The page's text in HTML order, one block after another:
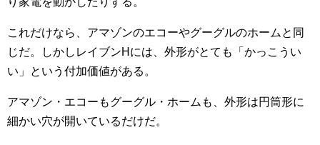
これだけなら、アマゾンのエコーやグーグルのホームと同
じだ。しかしレイブンHには、外形がとても「かっこうい
い」という付加価値がある。
アマゾン・エコーもグーグル・ホームも、外形は円筒形に
細かい穴が開いているだけだ。